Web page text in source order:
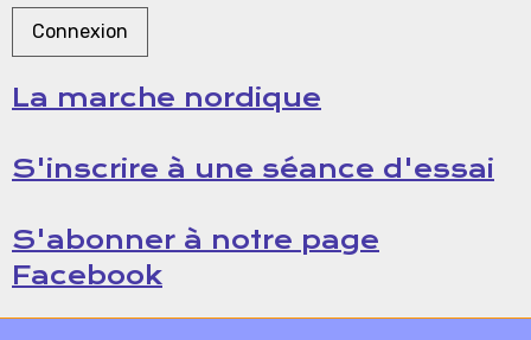
Connexion
La marche nordique
S'inscrire à une séance d'essai
S'abonner à notre page
Facebook